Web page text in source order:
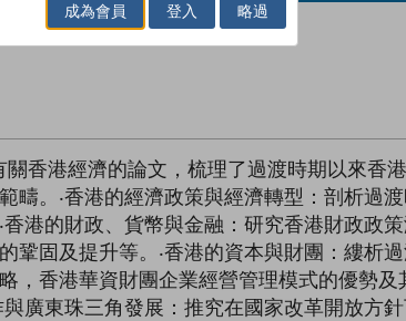
香港經濟的論文，梳理了過渡時期以來香
。‧香港的經濟政策與經濟轉型：剖析過
港的財政、貨幣與金融：研究香港財政政
鞏固及提升等。‧香港的資本與財團：縷析
，香港華資財團企業經營管理模式的優勢
廣東珠三角發展：推究在國家改革開放方
成為會員 登入 略過